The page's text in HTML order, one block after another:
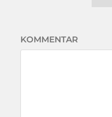
KOMMENTAR